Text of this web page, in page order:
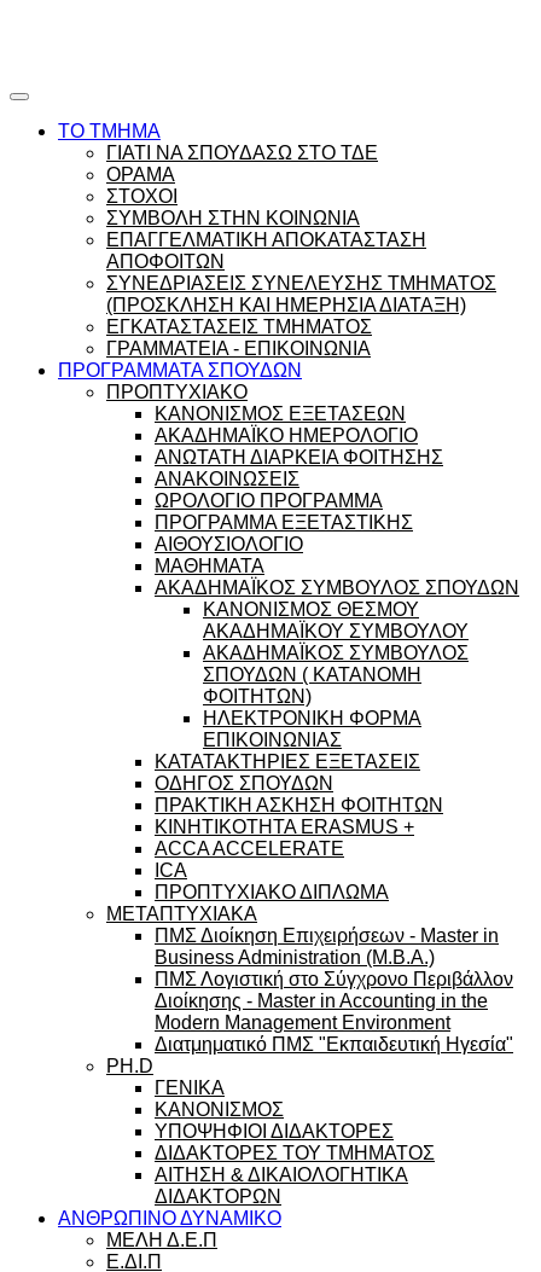
ΤΟ ΤΜΗΜΑ
ΓΙΑΤΙ ΝΑ ΣΠΟΥΔΑΣΩ ΣΤΟ ΤΔΕ
ΟΡΑΜΑ
ΣΤΟΧΟΙ
ΣΥΜΒΟΛΗ ΣΤΗΝ ΚΟΙΝΩΝΙΑ
ΕΠΑΓΓΕΛΜΑΤΙΚΗ ΑΠΟΚΑΤΑΣΤΑΣΗ
ΑΠΟΦΟΙΤΩΝ
ΣΥΝΕΔΡΙΑΣΕΙΣ ΣΥΝΕΛΕΥΣΗΣ ΤΜΗΜΑΤΟΣ
(ΠΡΟΣΚΛΗΣΗ ΚΑΙ ΗΜΕΡΗΣΙΑ ΔΙΑΤΑΞΗ)
ΕΓΚΑΤΑΣΤΑΣΕΙΣ ΤΜΗΜΑΤΟΣ
ΓΡΑΜΜΑΤΕΙΑ - ΕΠΙΚΟΙΝΩΝΙΑ
ΠΡΟΓΡΑΜΜΑΤΑ ΣΠΟΥΔΩΝ
ΠΡΟΠΤΥΧΙΑΚΟ
ΚΑΝΟΝΙΣΜΟΣ ΕΞΕΤΑΣΕΩΝ
ΑΚΑΔΗΜΑΪΚΟ ΗΜΕΡΟΛΟΓΙΟ
ΑΝΩΤΑΤΗ ΔΙΑΡΚΕΙΑ ΦΟΙΤΗΣΗΣ
ΑΝΑΚΟΙΝΩΣΕΙΣ
ΩΡΟΛΟΓΙΟ ΠΡΟΓΡΑΜΜΑ
ΠΡΟΓΡΑΜΜΑ ΕΞΕΤΑΣΤΙΚΗΣ
ΑΙΘΟΥΣΙΟΛΟΓΙΟ
ΜΑΘΗΜΑΤΑ
ΑΚΑΔΗΜΑΪΚΟΣ ΣΥΜΒΟΥΛΟΣ ΣΠΟΥΔΩΝ
ΚΑΝΟΝΙΣΜΟΣ ΘΕΣΜΟΥ
ΑΚΑΔΗΜΑΪΚΟΥ ΣΥΜΒΟΥΛΟΥ
ΑΚΑΔΗΜΑΪΚΟΣ ΣΥΜΒΟΥΛΟΣ
ΣΠΟΥΔΩΝ ( ΚΑΤΑΝΟΜΗ
ΦΟΙΤΗΤΩΝ)
ΗΛΕΚΤΡΟΝΙΚΗ ΦΟΡΜΑ
ΕΠΙΚΟΙΝΩΝΙΑΣ
ΚΑΤΑΤΑΚΤΗΡΙΕΣ ΕΞΕΤΑΣΕΙΣ
ΟΔΗΓΟΣ ΣΠΟΥΔΩΝ
ΠΡΑΚΤΙΚΗ ΑΣΚΗΣΗ ΦΟΙΤΗΤΩΝ
ΚΙΝΗΤΙΚΟΤΗΤΑ ERASMUS +
ACCA ACCELERATE
ICA
ΠΡΟΠΤΥΧΙΑΚΟ ΔΙΠΛΩΜΑ
ΜΕΤΑΠΤΥΧΙΑΚΑ
ΠΜΣ Διοίκηση Επιχειρήσεων - Master in
Business Administration (M.B.A.)
ΠΜΣ Λογιστική στο Σύγχρονο Περιβάλλον
Διοίκησης - Master in Accounting in the
Modern Management Environment
Διατμηματικό ΠΜΣ "Εκπαιδευτική Ηγεσία"
PH.D
ΓΕΝΙΚΑ
ΚΑΝΟΝΙΣΜΟΣ
ΥΠΟΨΗΦΙΟΙ ΔΙΔΑΚΤΟΡΕΣ
ΔΙΔΑΚΤΟΡΕΣ ΤΟΥ ΤΜΗΜΑΤΟΣ
ΑΙΤΗΣΗ & ΔΙΚΑΙΟΛΟΓΗΤΙΚΑ
ΔΙΔΑΚΤΟΡΩΝ
ΑΝΘΡΩΠΙΝΟ ΔΥΝΑΜΙΚΟ
ΜΕΛΗ Δ.Ε.Π
Ε.ΔΙ.Π